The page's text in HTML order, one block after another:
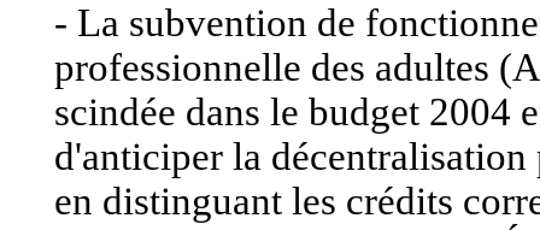
- La subvention de
professionnelle des adultes
scindée dans le budget 2004
d'anticiper la
en distinguant les crédits